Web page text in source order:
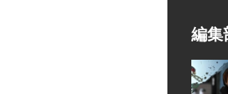
編集